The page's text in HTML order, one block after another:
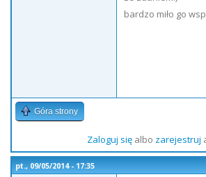
bardzo miło go
Góra strony
Zaloguj sięalbo zarejestruj
pt., 09/05/2014 - 17:35